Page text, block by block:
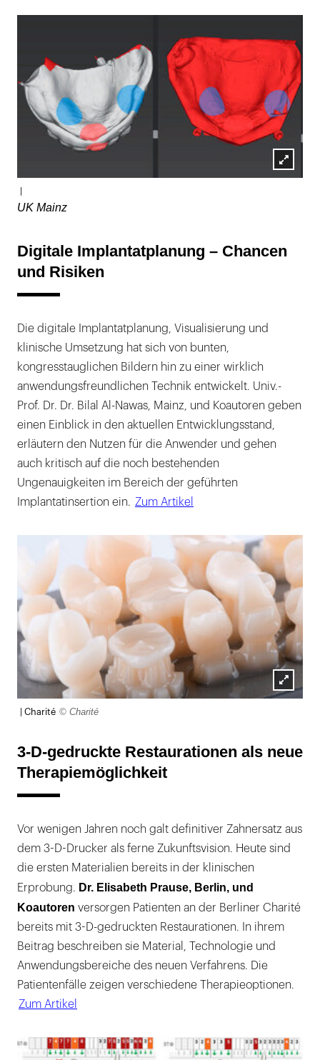
UK Mainz
Digitale Implantatplanung – Chancen
und Risiken
Die digitale Implantatplanung, Visualisierung und
klinische Umsetzung hat sich von bunten,
kongresstauglichen Bildern hin zu einer wirklich
anwendungsfreundlichen Technik entwickelt. Univ.-
Prof. Dr. Dr. Bilal Al-Nawas, Mainz, und Koautoren geben
einen Einblick in den aktuellen Entwicklungsstand,
erläutern den Nutzen für die Anwender und gehen
auch kritisch auf die noch bestehenden
Ungenauigkeiten im Bereich der geführten
Implantatinsertion ein. Zum Artikel
| Charité © Charité
3-D-gedruckte Restaurationen als neue
Therapiemöglichkeit
Vor wenigen Jahren noch galt definitiver Zahnersatz aus
dem 3-D-Drucker als ferne Zukunftsvision. Heute sind
die ersten Materialien bereits in der klinischen
Erprobung. Dr. Elisabeth Prause, Berlin, und
Koautoren versorgen Patienten an der Berliner Charité
bereits mit 3-D-gedruckten Restaurationen. In ihrem
Beitrag beschreiben sie Material, Technologie und
Anwendungsbereiche des neuen Verfahrens. Die
Patientenfälle zeigen verschiedene Therapieoptionen.
Zum Artikel